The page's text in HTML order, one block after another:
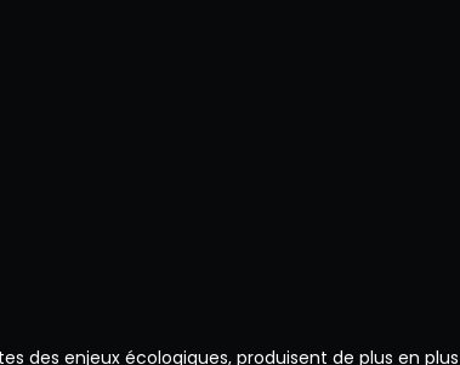
des enjeux écologiques, produisent de plus en